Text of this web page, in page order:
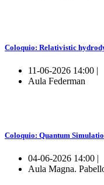
Coloquio: Relativistic
11-06-2026 14:00 |
Aula Federman
Coloquio: Quantum
04-06-2026 14:00 |
Aula Magna.